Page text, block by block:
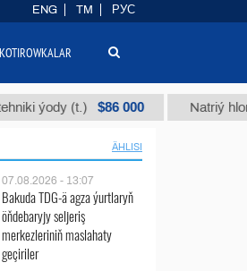
(t.) $86 000 Natriý hlorly
ÄHLISI
07.08.2026 - 13:07
Bakuda TDG-ä agza ýurtlaryň
öňdebaryjy seljeriş
merkezleriniň maslahaty
geçiriler
ENG TM РУС
KOTIROWKALAR